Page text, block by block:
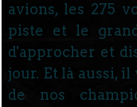
avions, les 275
piste et le
d'approcher et
jour. Et là aussi,
de nos